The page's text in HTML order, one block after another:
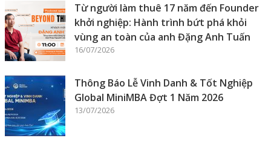
Từ người làm thuê 17 năm đến Founder
khởi nghiệp: Hành trình bứt phá khỏi
vùng an toàn của anh Đặng Anh Tuấn
16/07/2026
Thông Báo Lễ Vinh Danh & Tốt Nghiệp
Global MiniMBA Đợt 1 Năm 2026
13/07/2026